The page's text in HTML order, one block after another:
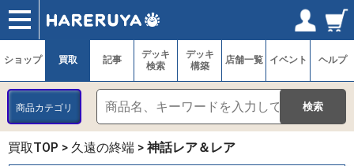
ショップ
買取
記事
デッキ検索
デッキ構築
選手一覧
店舗一覧
イベント
ヘルプ
お問い合わせ ログイン／会員登録
マイページ
ショップ 買取 記事
デッキ
検索
デッキ
構築
店舗一覧 イベント ヘルプ
商品カテゴリ
買取TOP > 久遠の終端 > 神話レア＆レア